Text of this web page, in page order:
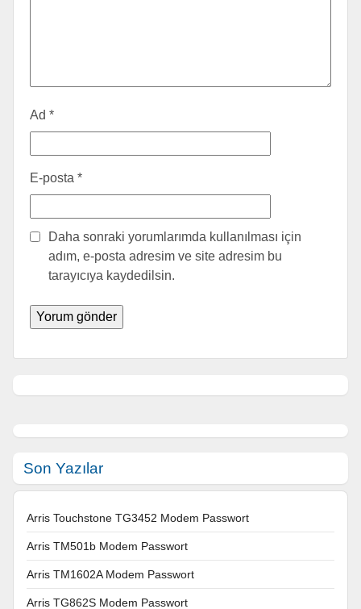
Ad *
E-posta *
Daha sonraki yorumlarımda kullanılması için
adım, e-posta adresim ve site adresim bu
tarayıcıya kaydedilsin.
Son Yazılar
Arris Touchstone TG3452 Modem Passwort
Arris TM501b Modem Passwort
Arris TM1602A Modem Passwort
Arris TG862S Modem Passwort